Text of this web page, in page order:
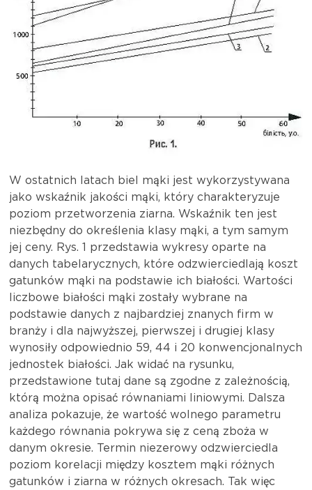
W ostatnich latach biel mąki jest wykorzystywana
jako wskaźnik jakości mąki, który charakteryzuje
poziom przetworzenia ziarna. Wskaźnik ten jest
niezbędny do określenia klasy mąki, a tym samym
jej ceny. Rys. 1 przedstawia wykresy oparte na
danych tabelarycznych, które odzwierciedlają koszt
gatunków mąki na podstawie ich białości. Wartości
liczbowe białości mąki zostały wybrane na
podstawie danych z najbardziej znanych firm w
branży i dla najwyższej, pierwszej i drugiej klasy
wynosiły odpowiednio 59, 44 i 20 konwencjonalnych
jednostek białości. Jak widać na rysunku,
przedstawione tutaj dane są zgodne z zależnością,
którą można opisać równaniami liniowymi. Dalsza
analiza pokazuje, że wartość wolnego parametru
każdego równania pokrywa się z ceną zboża w
danym okresie. Termin niezerowy odzwierciedla
poziom korelacji między kosztem mąki różnych
gatunków i ziarna w różnych okresach. Tak więc